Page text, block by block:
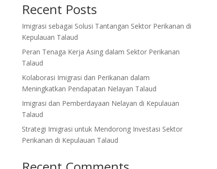
Recent Posts
Imigrasi sebagai Solusi Tantangan Sektor Perikanan di
Kepulauan Talaud
Peran Tenaga Kerja Asing dalam Sektor Perikanan
Talaud
Kolaborasi Imigrasi dan Perikanan dalam
Meningkatkan Pendapatan Nelayan Talaud
Imigrasi dan Pemberdayaan Nelayan di Kepulauan
Talaud
Strategi Imigrasi untuk Mendorong Investasi Sektor
Perikanan di Kepulauan Talaud